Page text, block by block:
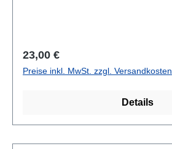
Regulärer Preis:
23,00 €
Preise inkl. MwSt. zzgl. Versandkosten
Details